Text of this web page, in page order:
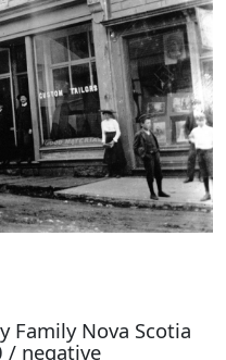
Family Nova Scotia
/ negative